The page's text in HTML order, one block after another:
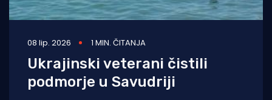
08 lip. 2026 1 MIN. ČITANJA
Ukrajinski veterani čistili
podmorje u Savudriji